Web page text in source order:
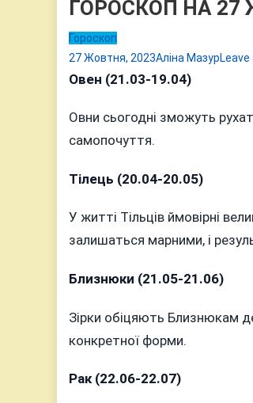
ГОРОСКОП НА 27
Гороскоп
27 Жовтня, 2023Аліна Мазур
Овен (21.03-19.04)
Овни сьогодні зможуть
самопочуття.
Тілець (20.04-20.05)
У житті Тільців ймовірні
залишаться марними, і
Близнюки (21.05-21.06)
Зірки обіцяють Близнюкам
конкретної форми.
Рак (22.06-22.07)